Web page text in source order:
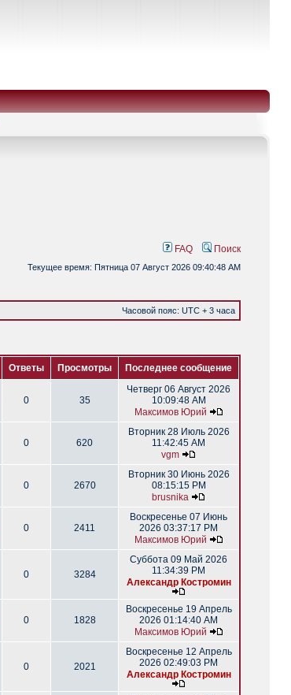
FAQ Поиск
Текущее время: Пятница 07 Август 2026 09:40:48 AM
Часовой пояс: UTC + 3 часа
Ответы Просмотры Последнее сообщение
0 35
Четверг 06 Август 2026
10:09:48 AM
Максимов Юрий
0 620
Вторник 28 Июль 2026
11:42:45 AM
vgm
0 2670
Вторник 30 Июнь 2026
08:15:15 PM
brusnika
0 2411
Воскресенье 07 Июнь
2026 03:37:17 PM
Максимов Юрий
0 3284
Суббота 09 Май 2026
11:34:39 PM
Александр Костромин
0 1828
Воскресенье 19 Апрель
2026 01:14:40 AM
Максимов Юрий
0 2021
Воскресенье 12 Апрель
2026 02:49:03 PM
Александр Костромин